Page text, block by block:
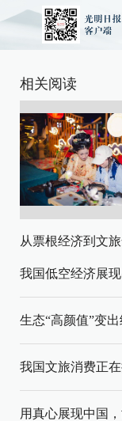
相关阅读
我国低空经济展
生态“高颜值”变
我国文旅消费正
用真心展现中国